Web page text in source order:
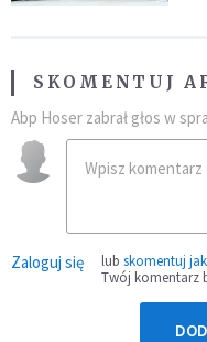
SKOMENTUJ
Abp Hoser zabrał głos w
Zaloguj się lub skomentuj
Twój komentarz